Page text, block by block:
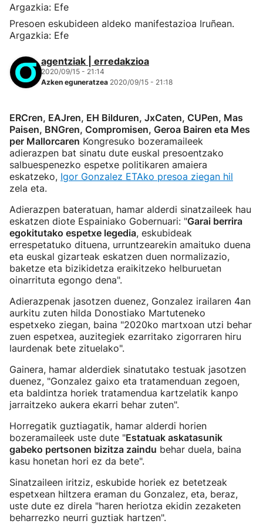
Presoen eskubideen aldeko manifestazioa Iruñean.
Argazkia: Efe
agentziak | erredakzioa
2020/09/15 - 21:14
Azken eguneratzea 2020/09/15 - 21:18
ERCren, EAJren, EH Bilduren, JxCaten, CUPen, Mas
Paisen, BNGren, Compromisen, Geroa Bairen eta Mes
per Mallorcaren Kongresuko bozeramaileek
adierazpen bat sinatu dute euskal presoentzako
salbuespenezko espetxe politikaren amaiera
eskatzeko, Igor Gonzalez ETAko presoa ziegan hil
zela eta.
Adierazpen bateratuan, hamar alderdi sinatzaileek hau
eskatzen diote Espainiako Gobernuari: "Garai berrira
egokitutako espetxe legedia, eskubideak
errespetatuko dituena, urruntzearekin amaituko duena
eta euskal gizarteak eskatzen duen normalizazio,
baketze eta bizikidetza eraikitzeko helburuetan
oinarrituta egongo dena".
Adierazpenak jasotzen duenez, Gonzalez irailaren 4an
aurkitu zuten hilda Donostiako Martuteneko
espetxeko ziegan, baina "2020ko martxoan utzi behar
zuen espetxea, auzitegiek ezarritako zigorraren hiru
laurdenak bete zituelako".
Gainera, hamar alderdiek sinatutako testuak jasotzen
duenez, "Gonzalez gaixo eta tratamenduan zegoen,
eta baldintza horiek tratamendua kartzelatik kanpo
jarraitzeko aukera ekarri behar zuten".
Horregatik guztiagatik, hamar alderdi horien
bozeramaileek uste dute "Estatuak askatasunik
gabeko pertsonen bizitza zaindu behar duela, baina
kasu honetan hori ez da bete".
Sinatzaileen iritziz, eskubide horiek ez betetzeak
espetxean hiltzera eraman du Gonzalez, eta, beraz,
uste dute ez direla "haren heriotza ekidin zezaketen
beharrezko neurri guztiak hartzen".